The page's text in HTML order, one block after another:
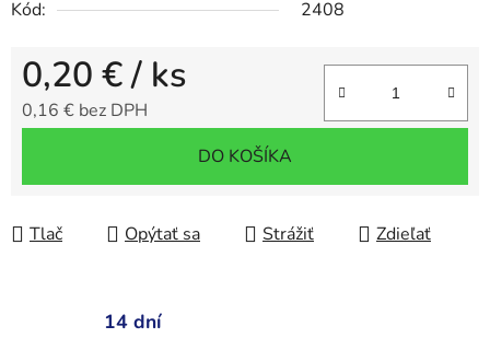
Kód:
2408
0,20 €/ ks
0,16 € bez DPH
DO KOŠÍKA
Tlač Opýtať sa Strážiť Zdieľať
14 dní